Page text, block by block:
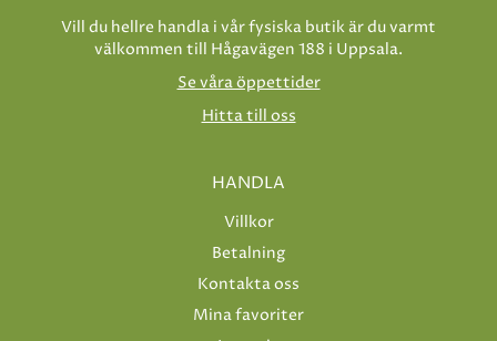
Vill du hellre handla i vår fysiska butik är du varmt
välkommen till Hågavägen 188 i Uppsala.
Se våra öppettider
Hitta till oss
HANDLA
Villkor
Betalning
Kontakta oss
Mina favoriter